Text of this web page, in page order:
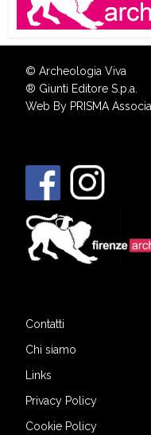
© Archeologia Viva
® Giunti Editore S.p.a.
Web By PRISMA
Contatti
Chi siamo
Links
Privacy Policy
Cookie Policy